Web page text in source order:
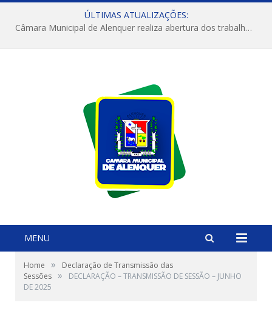
ÚLTIMAS ATUALIZAÇÕES:
Câmara Municipal de Alenquer realiza abertura dos trabalhos do 4º Período Legislativo
MENU
Home »
Declaração de Transmissão das
Sessões »
DECLARAÇÃO – TRANSMISSÃO DE SESSÃO – JUNHO
DE 2025